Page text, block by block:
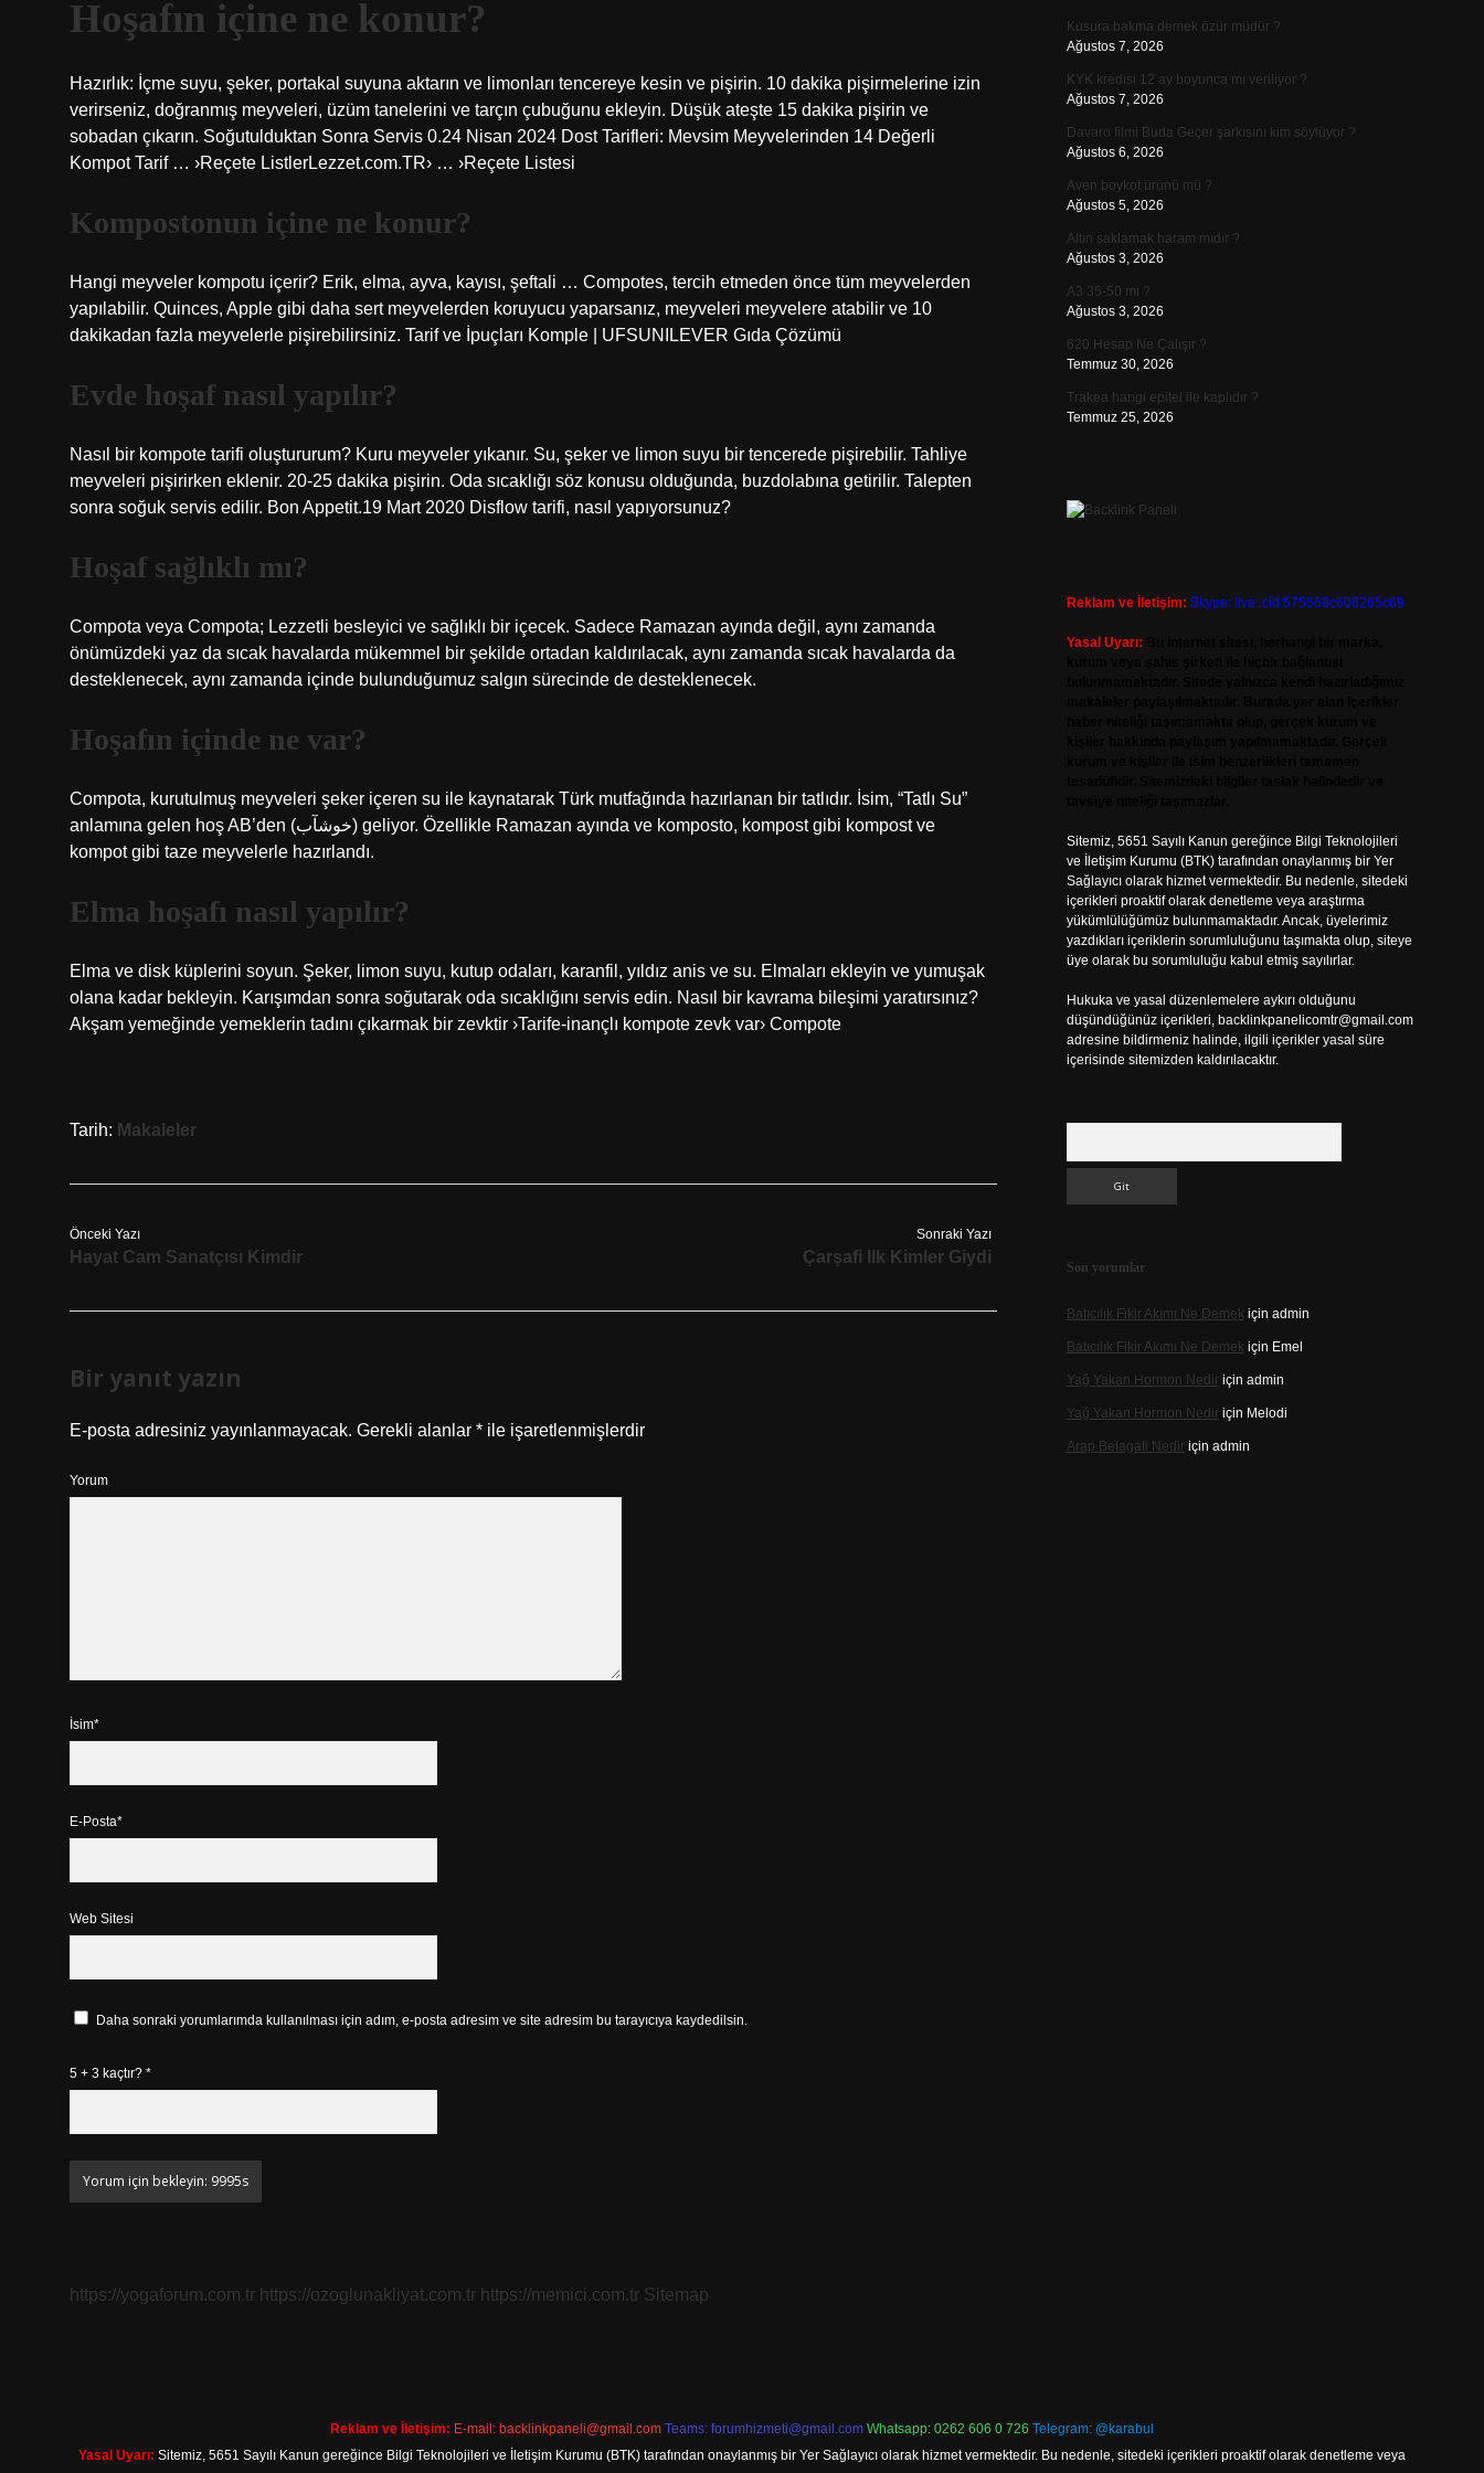
Hoşafın içine ne konur?
Hazırlık: İçme suyu, şeker, portakal suyuna aktarın ve limonları tencereye kesin ve pişirin. 10 dakika pişirmelerine izin
verirseniz, doğranmış meyveleri, üzüm tanelerini ve tarçın çubuğunu ekleyin. Düşük ateşte 15 dakika pişirin ve
sobadan çıkarın. Soğutulduktan Sonra Servis 0.24 Nisan 2024 Dost Tarifleri: Mevsim Meyvelerinden 14 Değerli
Kompot Tarif … ›Reçete ListlerLezzet.com.TR› … ›Reçete Listesi
Kompostonun içine ne konur?
Hangi meyveler kompotu içerir? Erik, elma, ayva, kayısı, şeftali … Compotes, tercih etmeden önce tüm meyvelerden
yapılabilir. Quinces, Apple gibi daha sert meyvelerden koruyucu yaparsanız, meyveleri meyvelere atabilir ve 10
dakikadan fazla meyvelerle pişirebilirsiniz. Tarif ve İpuçları Komple | UFSUNILEVER Gıda Çözümü
Evde hoşaf nasıl yapılır?
Nasıl bir kompote tarifi oluştururum? Kuru meyveler yıkanır. Su, şeker ve limon suyu bir tencerede pişirebilir. Tahliye
meyveleri pişirirken eklenir. 20-25 dakika pişirin. Oda sıcaklığı söz konusu olduğunda, buzdolabına getirilir. Talepten
sonra soğuk servis edilir. Bon Appetit.19 Mart 2020 Disflow tarifi, nasıl yapıyorsunuz?
Hoşaf sağlıklı mı?
Compota veya Compota; Lezzetli besleyici ve sağlıklı bir içecek. Sadece Ramazan ayında değil, aynı zamanda
önümüzdeki yaz da sıcak havalarda mükemmel bir şekilde ortadan kaldırılacak, aynı zamanda sıcak havalarda da
desteklenecek, aynı zamanda içinde bulunduğumuz salgın sürecinde de desteklenecek.
Hoşafın içinde ne var?
Compota, kurutulmuş meyveleri şeker içeren su ile kaynatarak Türk mutfağında hazırlanan bir tatlıdır. İsim, “Tatlı Su”
anlamına gelen hoş AB’den (خوشآب) geliyor. Özellikle Ramazan ayında ve komposto, kompost gibi kompost ve
kompot gibi taze meyvelerle hazırlandı.
Elma hoşafı nasıl yapılır?
Elma ve disk küplerini soyun. Şeker, limon suyu, kutup odaları, karanfil, yıldız anis ve su. Elmaları ekleyin ve yumuşak
olana kadar bekleyin. Karışımdan sonra soğutarak oda sıcaklığını servis edin. Nasıl bir kavrama bileşimi yaratırsınız?
Akşam yemeğinde yemeklerin tadını çıkarmak bir zevktir ›Tarife-inançlı kompote zevk var› Compote
Tarih: Makaleler
Önceki Yazı
Hayat Cam Sanatçısı Kimdir
Sonraki Yazı
Çarşafi Ilk Kimler Giydi
Bir yanıt yazın
E-posta adresiniz yayınlanmayacak. Gerekli alanlar * ile işaretlenmişlerdir
Yorum
İsim*
E-Posta*
Web Sitesi
Daha sonraki yorumlarımda kullanılması için adım, e-posta adresim ve site adresim bu tarayıcıya kaydedilsin.
5 + 3 kaçtır? *
https://yogaforum.com.tr https://ozoglunakliyat.com.tr https://memici.com.tr Sitemap
Kusura bakma demek özür müdür ?
Ağustos 7, 2026
KYK kredisi 12 ay boyunca mı veriliyor ?
Ağustos 7, 2026
Davaro filmi Buda Geçer şarkısını kim söylüyor ?
Ağustos 6, 2026
Aven boykot ürünü mü ?
Ağustos 5, 2026
Altın saklamak haram mıdır ?
Ağustos 3, 2026
A3 35-50 mi ?
Ağustos 3, 2026
620 Hesap Ne Çalışır ?
Temmuz 30, 2026
Trakea hangi epitel ile kaplıdır ?
Temmuz 25, 2026
Reklam ve İletişim: Skype: live:.cid.575569c608265c69
Yasal Uyarı:
Sitemiz, 5651 Sayılı Kanun gereğince Bilgi Teknolojileri
ve İletişim Kurumu (BTK) tarafından onaylanmış bir Yer
Sağlayıcı olarak hizmet vermektedir. Bu nedenle, sitedeki
içerikleri proaktif olarak denetleme veya araştırma
yükümlülüğümüz bulunmamaktadır. Ancak, üyelerimiz
yazdıkları içeriklerin sorumluluğunu taşımakta olup, siteye
üye olarak bu sorumluluğu kabul etmiş sayılırlar.
Hukuka ve yasal düzenlemelere aykırı olduğunu
düşündüğünüz içerikleri, backlinkpanelicomtr@gmail.com
adresine bildirmeniz halinde, ilgili içerikler yasal süre
içerisinde sitemizden kaldırılacaktır.
Son yorumlar
Batıcılık Fikir Akımı Ne Demek için admin
Batıcılık Fikir Akımı Ne Demek için Emel
Yağ Yakan Hormon Nediriçin admin
Yağ Yakan Hormon Nediriçin Melodi
Arap Belagati Nediriçin admin
Reklam ve İletişim: E-mail: backlinkpaneli@gmail.com Teams: forumhizmeti@gmail.com Whatsapp: 0262 606 0 726 Telegram: @karabul
Yasal Uyarı: Sitemiz, 5651 Sayılı Kanun gereğince Bilgi Teknolojileri ve İletişim Kurumu (BTK) tarafından onaylanmış bir Yer Sağlayıcı olarak hizmet vermektedir. Bu nedenle, sitedeki içerikleri proaktif olarak denetleme veya